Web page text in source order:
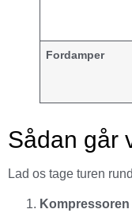
Fordamper
Sådan går
Lad os tage turen
Kompressoren